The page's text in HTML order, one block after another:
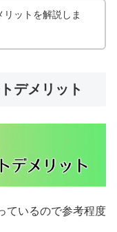
ットを解説しま
デメリット
ているので参考程度